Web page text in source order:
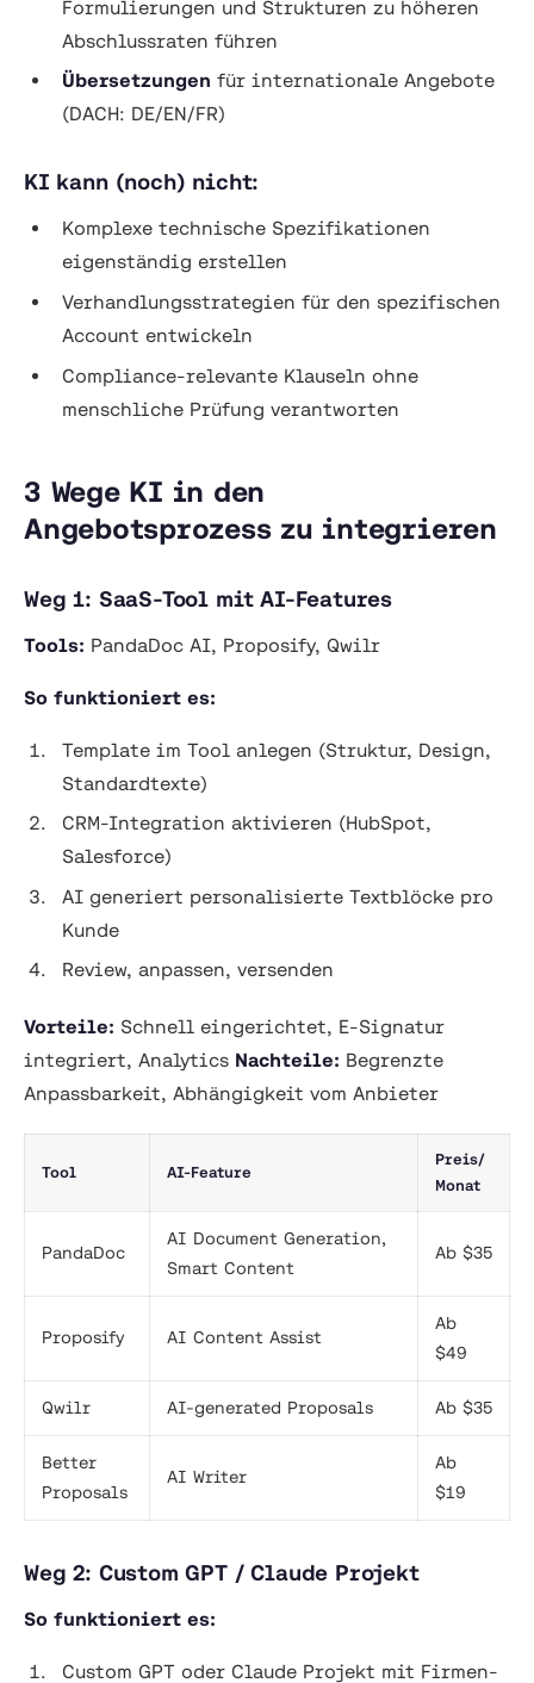
Formulierungen und Strukturen zu höheren
Abschlussraten führen
Übersetzungen für internationale Angebote
(DACH: DE/EN/FR)
KI kann (noch) nicht:
Komplexe technische Spezifikationen
eigenständig erstellen
Verhandlungsstrategien für den spezifischen
Account entwickeln
Compliance-relevante Klauseln ohne
menschliche Prüfung verantworten
3 Wege KI in den
Angebotsprozess zu integrieren
Weg 1: SaaS-Tool mit AI-Features
Tools: PandaDoc AI, Proposify, Qwilr
So funktioniert es:
Template im Tool anlegen (Struktur, Design,
Standardtexte)
CRM-Integration aktivieren (HubSpot,
Salesforce)
AI generiert personalisierte Textblöcke pro
Kunde
Review, anpassen, versenden
Vorteile: Schnell eingerichtet, E-Signatur
integriert, Analytics Nachteile: Begrenzte
Anpassbarkeit, Abhängigkeit vom Anbieter
Tool AI-Feature
Preis/
Monat
PandaDoc
AI Document Generation,
Smart Content
Ab $35
Proposify AI Content Assist
Ab
$49
Qwilr AI-generated Proposals Ab $35
Better
Proposals
AI Writer
Ab
$19
Weg 2: Custom GPT / Claude Projekt
So funktioniert es:
Custom GPT oder Claude Projekt mit Firmen-